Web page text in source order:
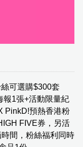
可選購$300套
報1張+活動限量紀
PinkD!預熱香港粉
FIVE券，另活
間，粉絲福利同時